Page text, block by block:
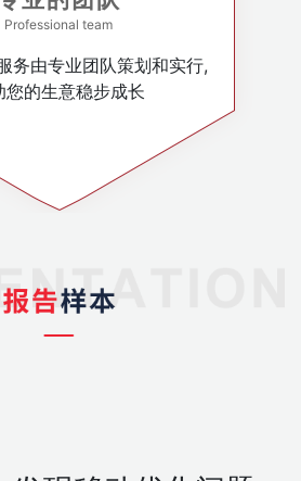
Professional team
务由专业团队策划和实行,
您的生意稳步成长